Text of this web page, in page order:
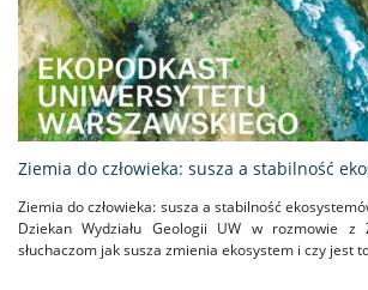
Ziemia do człowieka: susza a stabilność
Ziemia do człowieka: susza a stabilność
Dziekan Wydziału Geologii UW w rozmowie z
słuchaczom jak susza zmienia ekosystem i czy jest